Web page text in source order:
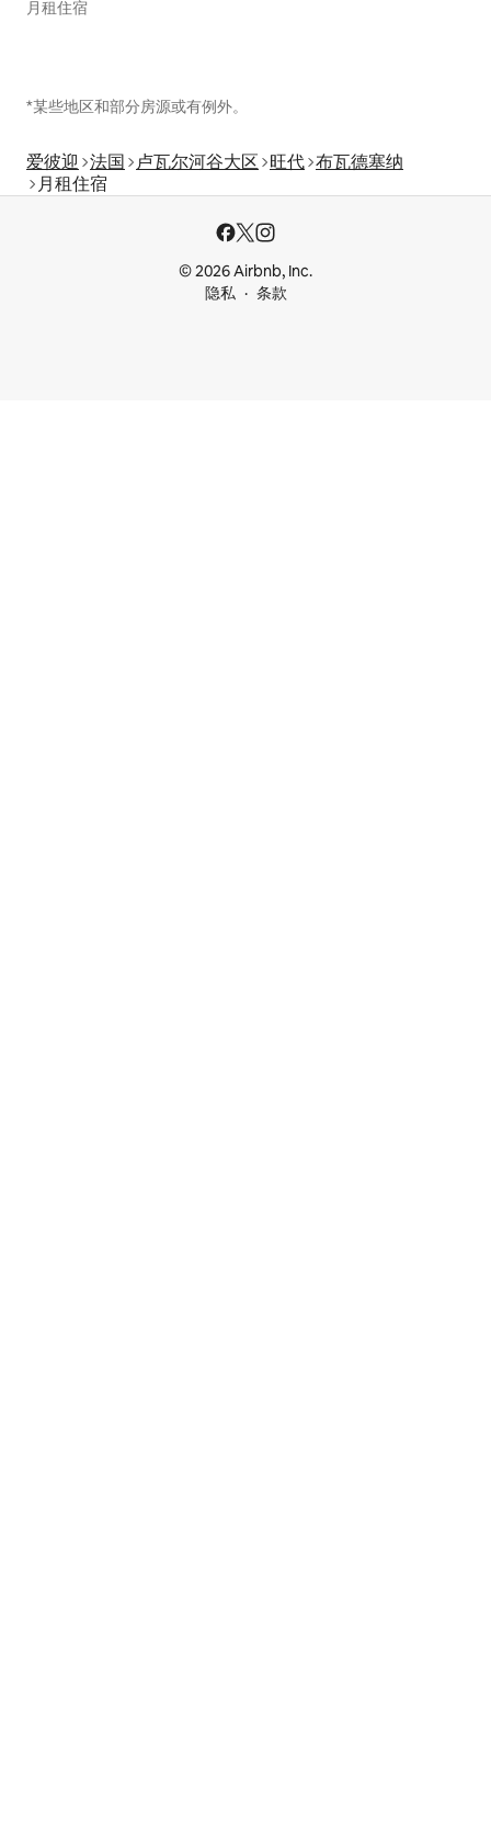
月租住宿
*某些地区和部分房源或有例外。
爱彼迎 法国 卢瓦尔河谷大区 旺代 布瓦德塞纳
月租住宿
© 2026 Airbnb, Inc.
隐私
条款